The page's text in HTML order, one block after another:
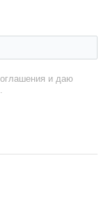
и даю